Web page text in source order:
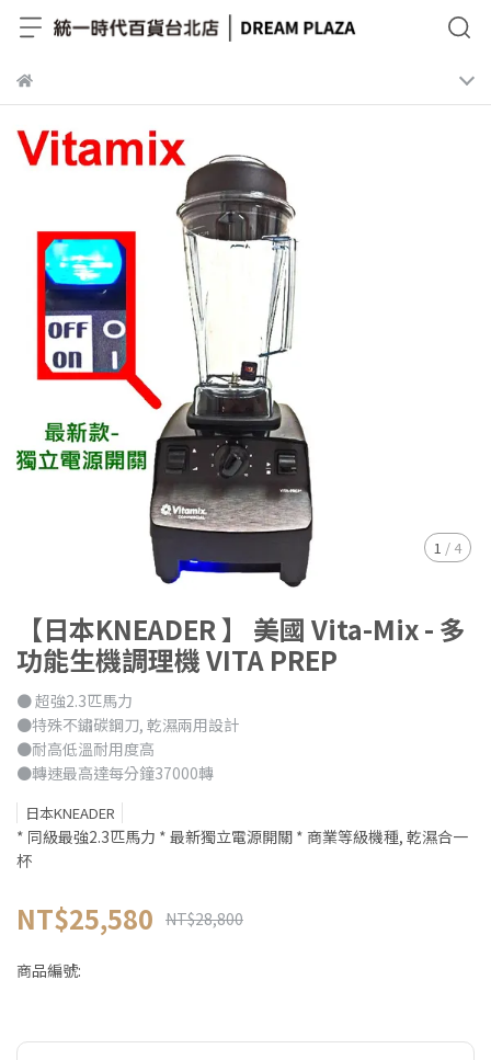
1 / 4
【日本KNEADER 】 美國 Vita-Mix - 多
功能生機調理機 VITA PREP
● 超強2.3匹馬力
●特殊不鏽碳鋼刀, 乾濕兩用設計
●耐高低溫耐用度高
●轉速最高達每分鐘37000轉
日本KNEADER
* 同級最強2.3匹馬力 * 最新獨立電源開關 * 商業等級機種, 乾濕合一
杯
NT$25,580 NT$28,800
商品編號: